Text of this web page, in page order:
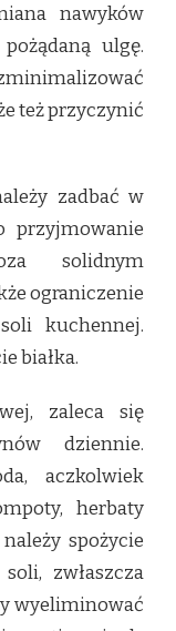
nawyków
ulgę.
też przyczynić
zadbać w
przyjmowanie
solidnym
ograniczenie
kuchennej.
białka.
zaleca się
dziennie.
aczkolwiek
herbaty
spożycie
zwłaszcza
wyeliminować